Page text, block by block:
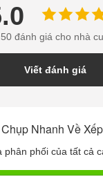
đánh giá cho nhà
Viết đánh giá
Nhanh Về
phân phối của tất cả